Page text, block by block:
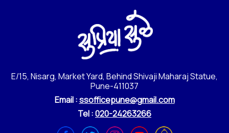
E/15, Nisarg, Market Yard, Behind Shivaji Maharaj Statue,
Pune-411037
Email :ssofficepune@gmail.com
Tel :020-24263266